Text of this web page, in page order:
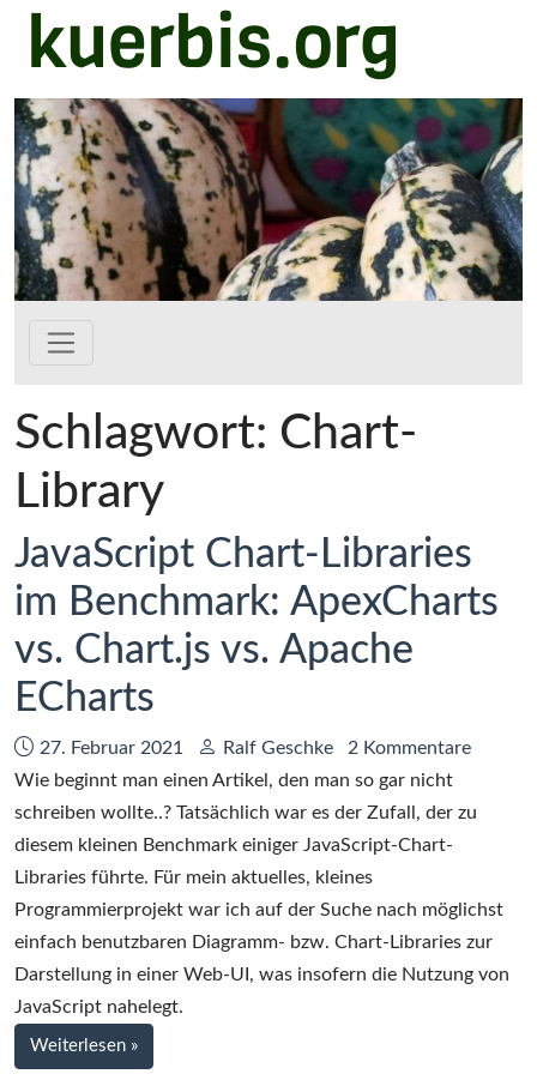
Zum Hauptinhalt springen
kuerbis.org
Schlagwort: Chart-
Library
JavaScript Chart-Libraries
im Benchmark: ApexCharts
vs. Chart.js vs. Apache
ECharts
Datum:
27. Februar 2021 Autor:
Ralf Geschke
2 Kommentare
Wie beginnt man einen Artikel, den man so gar nicht
schreiben wollte..? Tatsächlich war es der Zufall, der zu
diesem kleinen Benchmark einiger JavaScript-Chart-
Libraries führte. Für mein aktuelles, kleines
Programmierprojekt war ich auf der Suche nach möglichst
einfach benutzbaren Diagramm- bzw. Chart-Libraries zur
Darstellung in einer Web-UI, was insofern die Nutzung von
JavaScript nahelegt.
Weiterlesen bei
»